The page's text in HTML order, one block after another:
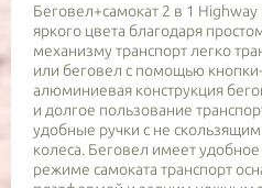
Беговел+самокат 2 в 1
яркого цвета благодаря
механизму транспорт легко
или беговел с помощью
алюминиевая конструкция
и долгое пользование
удобные ручки с не
колеса. Беговел имеет
режиме самоката транспорт
- обязательно к заполнению